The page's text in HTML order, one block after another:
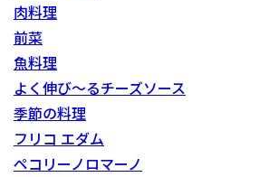
肉料理
前菜
魚料理
よく伸び～るチーズソース
季節の料理
フリコ エダム
ペコリーノロマーノ